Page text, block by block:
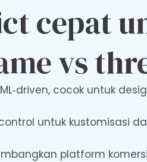
cepat
vs
cocok untuk
untuk kustomisasi
platform